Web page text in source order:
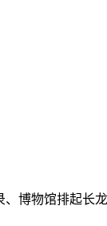
物馆排起长